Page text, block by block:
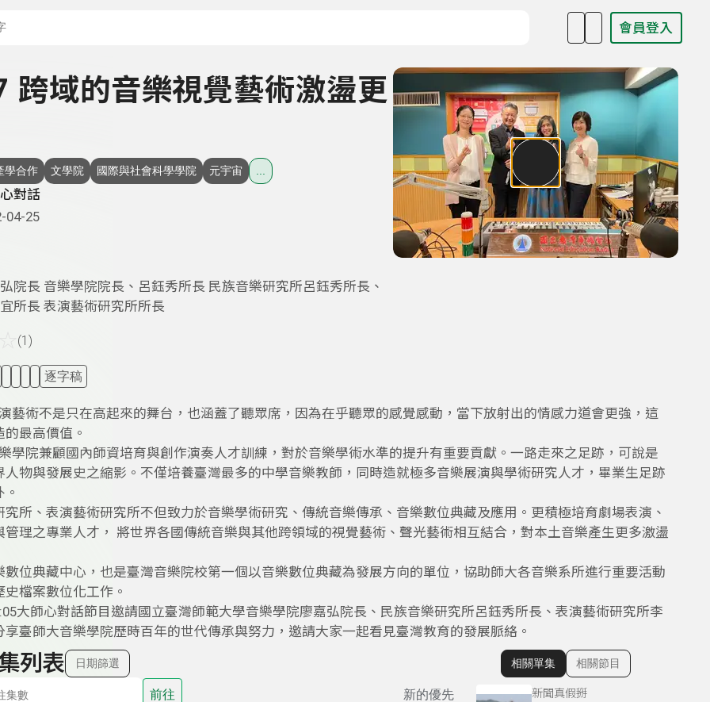
會員登入
跨域的音樂視覺藝術激盪更
學合作 文學院 國際與社會科學學院 元宇宙
對話
04-25
院長 音樂學院院長、呂鈺秀所長 民族音樂研究所呂鈺秀所長、
所長 表演藝術研究所所長
(1)
逐字稿
藝術不是只在高起來的舞台，也涵蓋了聽眾席，因為在乎聽眾的感覺感動，當下放射出的情感力道會更強，這
最高價值。
學院兼顧國內師資培育與創作演奏人才訓練，對於音樂學術水準的提升有重要貢獻。一路走來之足跡，可說是
人物與發展史之縮影。不僅培養臺灣最多的中學音樂教師，同時造就極多音樂展演與學術研究人才，畢業生足跡
究所、表演藝術研究所不但致力於音樂學術研究、傳統音樂傳承、音樂數位典藏及應用。更積極培育劇場表演、
管理之專業人才， 將世界各國傳統音樂與其他跨領域的視覺藝術、聲光藝術相互結合，對本土音樂產生更多激盪
數位典藏中心，也是臺灣音樂院校第一個以音樂數位典藏為發展方向的單位，協助師大各音樂系所進行重要活動
檔案數位化工作。
大師心對話節目邀請國立臺灣師範大學音樂學院廖嘉弘院長、民族音樂研究所呂鈺秀所長、表演藝術研究所李
享臺師大音樂學院歷時百年的世代傳承與努力，邀請大家一起看見臺灣教育的發展脈絡。
列表 日期篩選
前往 新的優先
顯示相關單集
相關單集 相關節目
新聞真假掰